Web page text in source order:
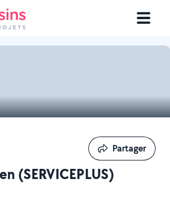
(SERVICEPLUS)
Partager
Partager